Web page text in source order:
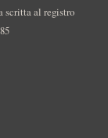
scritta al registro